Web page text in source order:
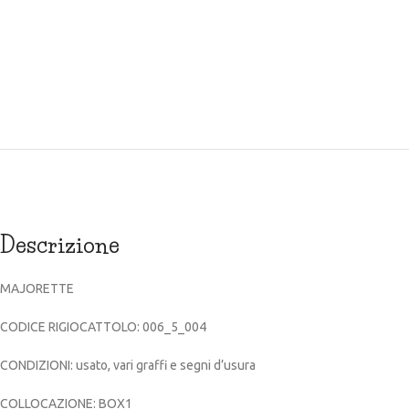
Descrizione
MAJORETTE
CODICE RIGIOCATTOLO: 006_5_004
CONDIZIONI: usato, vari graffi e segni d’usura
COLLOCAZIONE: BOX1